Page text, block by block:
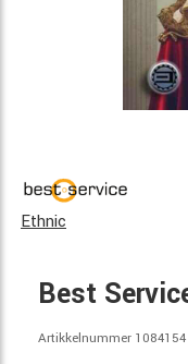
Ethnic
Best
Artikkelnummer 1084154